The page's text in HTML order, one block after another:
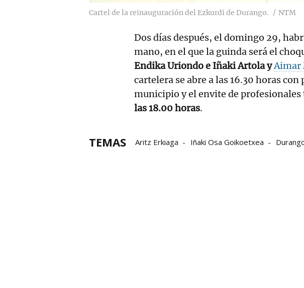
Cartel de la reinauguración del Ezkurdi de Durango. NTM
Dos días después, el domingo 29,
mano, en el que la guinda será el
Endika Uriondo e Iñaki Artola yAimar
cartelera se abre a las 16.30 horas
municipio y el envite de profesionales
las 18.00 horas.
TEMAS Aritz Erkiaga Iñaki Osa Goikoetxea